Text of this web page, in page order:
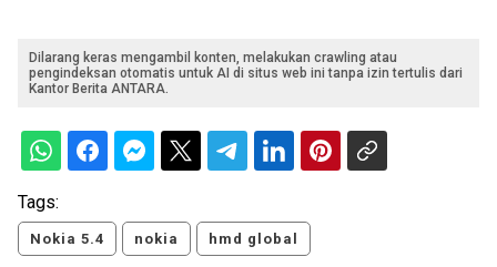
Dilarang keras mengambil konten, melakukan crawling atau
pengindeksan otomatis untuk AI di situs web ini tanpa izin tertulis dari
Kantor Berita ANTARA.
Tags:
Nokia 5.4 nokia hmd global